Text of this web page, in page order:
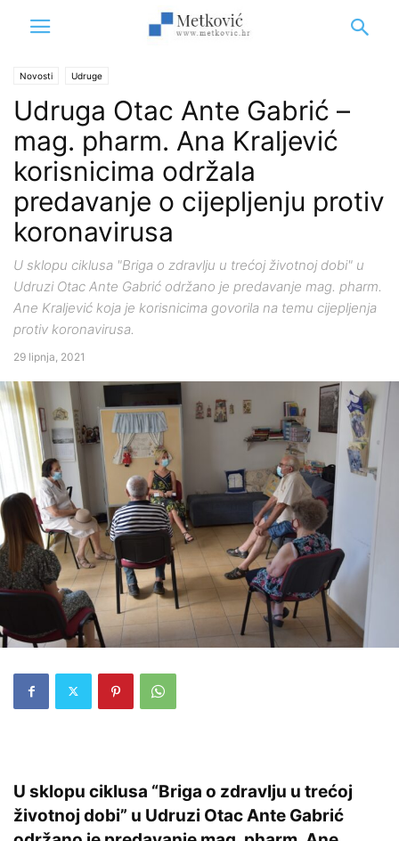
Novosti Udruge
Udruga Otac Ante Gabrić –
mag. pharm. Ana Kraljević
korisnicima održala
predavanje o cijepljenju protiv
koronavirusa
U sklopu ciklusa "Briga o zdravlju u trećoj životnoj dobi" u
Udruzi Otac Ante Gabrić održano je predavanje mag. pharm.
Ane Kraljević koja je korisnicima govorila na temu cijepljenja
protiv koronavirusa.
29 lipnja, 2021
U sklopu ciklusa “Briga o zdravlju u trećoj
životnoj dobi” u Udruzi Otac Ante Gabrić